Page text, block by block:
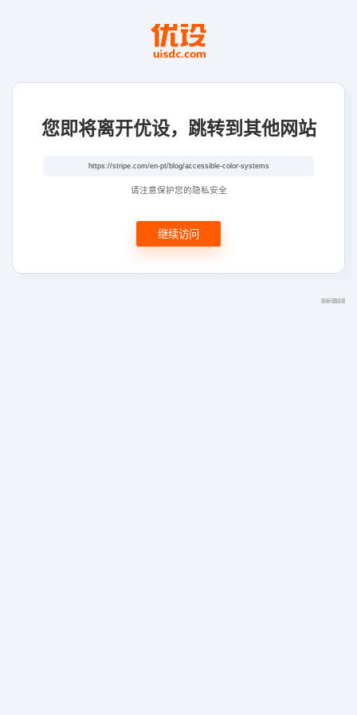
您即将离开优设，跳转到其他网站
请注意保护您的隐私安全
继续访问
链接问题反馈